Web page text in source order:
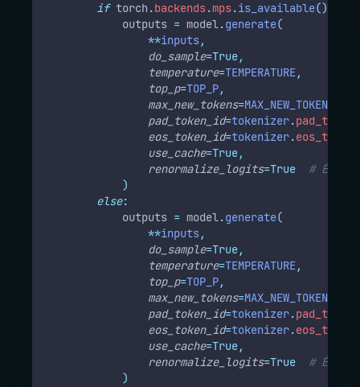
if torch .backends.mps.is_available():
            outputs
= model.generate(
**inputs,
do_sample=True,
temperature=TEMPERATURE,
top_p=TOP_P,
max_new_tokens=MAX_NEW_TOKENS
pad_token_id=tokenizer.
eos_token_id=tokenizer.
use_cache=True,
renormalize_logits=True
# Évite
)
else:
            outputs
= model.generate(
**inputs,
do_sample=True,
temperature=TEMPERATURE,
top_p=TOP_P,
max_new_tokens=MAX_NEW_TOKENS
pad_token_id=tokenizer.
eos_token_id=tokenizer.
use_cache=True,
renormalize_logits=True
# Évite
)